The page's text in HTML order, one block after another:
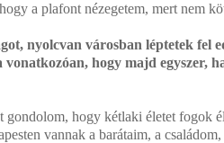
a plafont nézegetem, mert nem
nyolcvan városban léptetek fel
vonatkozóan, hogy majd egyszer,
gondolom, hogy kétlaki életet fogok
vannak a barátaim, a